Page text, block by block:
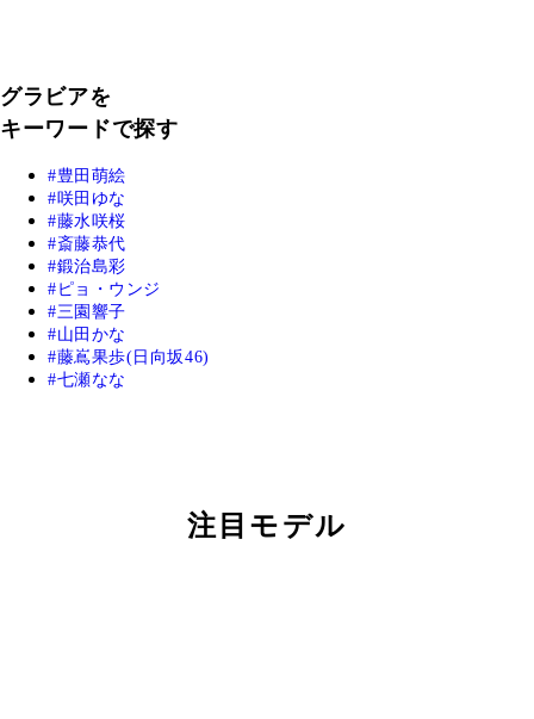
グラビアを
キーワードで探す
豊田萌絵
咲田ゆな
藤水咲桜
斎藤恭代
鍛治島彩
ピョ・ウンジ
三園響子
山田かな
藤嶌果歩(日向坂46)
七瀬なな
注目モデル